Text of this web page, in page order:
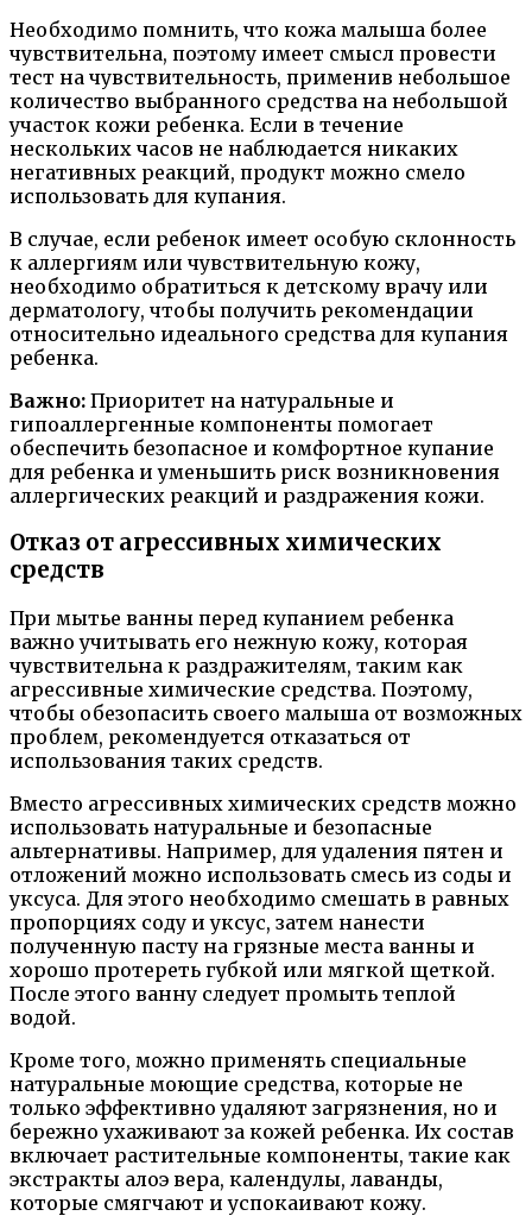
Необходимо помнить, что кожа малыша более
чувствительна, поэтому имеет смысл провести
тест на чувствительность, применив небольшое
количество выбранного средства на небольшой
участок кожи ребенка. Если в течение
нескольких часов не наблюдается никаких
негативных реакций, продукт можно смело
использовать для купания.
В случае, если ребенок имеет особую склонность
к аллергиям или чувствительную кожу,
необходимо обратиться к детскому врачу или
дерматологу, чтобы получить рекомендации
относительно идеального средства для купания
ребенка.
Важно: Приоритет на натуральные и
гипоаллергенные компоненты помогает
обеспечить безопасное и комфортное купание
для ребенка и уменьшить риск возникновения
аллергических реакций и раздражения кожи.
Отказ от агрессивных химических
средств
При мытье ванны перед купанием ребенка
важно учитывать его нежную кожу, которая
чувствительна к раздражителям, таким как
агрессивные химические средства. Поэтому,
чтобы обезопасить своего малыша от возможных
проблем, рекомендуется отказаться от
использования таких средств.
Вместо агрессивных химических средств можно
использовать натуральные и безопасные
альтернативы. Например, для удаления пятен и
отложений можно использовать смесь из соды и
уксуса. Для этого необходимо смешать в равных
пропорциях соду и уксус, затем нанести
полученную пасту на грязные места ванны и
хорошо протереть губкой или мягкой щеткой.
После этого ванну следует промыть теплой
водой.
Кроме того, можно применять специальные
натуральные моющие средства, которые не
только эффективно удаляют загрязнения, но и
бережно ухаживают за кожей ребенка. Их состав
включает растительные компоненты, такие как
экстракты алоэ вера, календулы, лаванды,
которые смягчают и успокаивают кожу.